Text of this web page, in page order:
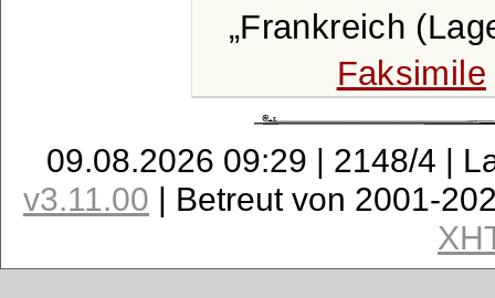
Frankreich
Faksimile
09.08.2026 09:29 | 2148/4 |
v3.11.00 | Betreut von 2001-